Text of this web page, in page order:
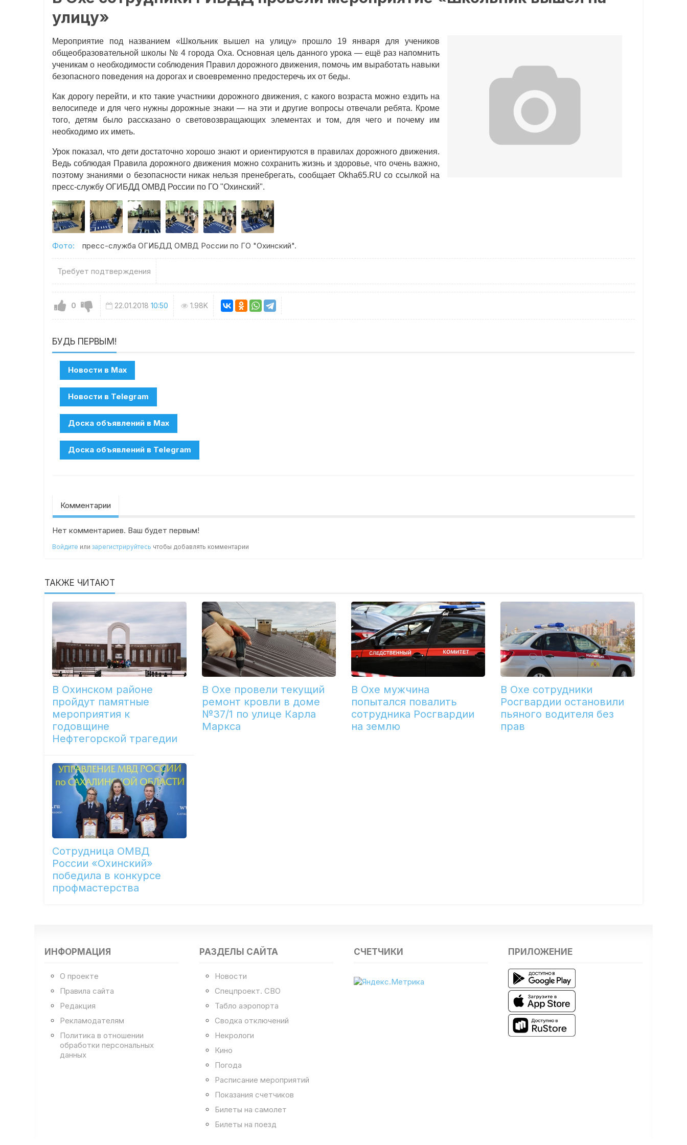
улицу»
Мероприятие под названием «Школьник вышел на улицу» прошло 19 января для учеников
общеобразовательной школы № 4 города Оха. Основная цель данного урока —ещё раз напомнить
ученикам о необходимости соблюдения Правил дорожного движения, помочь им выработать навыки
безопасного поведения на дорогах и своевременно предостеречь их от беды.
Как дорогу перейти, и кто такие участники дорожного движения, с какого возраста можно ездить на
велосипеде и для чего нужны дорожные знаки— на эти и другие вопросы отвечали ребята. Кроме
того, детям было рассказано о световозвращающих элементах и том, для чего и почему им
необходимо их иметь.
Урок показал, что дети достаточно хорошо знают и ориентируются в правилах дорожного движения.
Ведь соблюдая Правила дорожного движения можно сохранить жизнь и здоровье, что очень важно,
поэтому знаниями о безопасности никак нельзя пренебрегать, сообщает Okha65.RU со ссылкой на
пресс-службу ОГИБДД ОМВД России по ГО "Охинский".
Фото: пресс-служба ОГИБДД ОМВД России по ГО "Охинский".
Требует подтверждения
0 22.01.2018 10:50 1.98K
БУДЬ ПЕРВЫМ!
Комментарии
Нет комментариев. Ваш будет первым!
Войдите илизарегистрируйтесь чтобы добавлять комментарии
ТАКЖЕ ЧИТАЮТ
В Охинском районе
пройдут памятные
мероприятия к
годовщине
Нефтегорской трагедии
В Охе провели текущий
ремонт кровли в доме
№37/1 по улице Карла
Маркса
В Охе мужчина
попытался повалить
сотрудника Росгвардии
на землю
В Охе сотрудники
Росгвардии остановили
пьяного водителя без
прав
Сотрудница ОМВД
России «Охинский»
победила в конкурсе
профмастерства
ИНФОРМАЦИЯ
О проекте
Правила сайта
Редакция
Рекламодателям
Политика в отношении
обработки персональных
данных
РАЗДЕЛЫ САЙТА
Новости
Спецпроект. СВО
Табло аэропорта
Сводка отключений
Некрологи
Кино
Погода
Расписание мероприятий
Показания счетчиков
Билеты на самолет
Билеты на поезд
СЧЕТЧИКИ ПРИЛОЖЕНИЕ